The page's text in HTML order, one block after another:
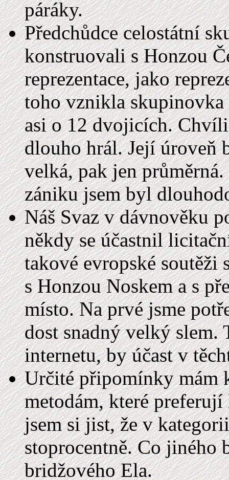
páráky.
Předchůdce celostátní
konstruovali s Honzou
reprezentace, jako
toho vznikla
asi o 12 dvojicích.
dlouho hrál. Její úroveň
velká, pak jen
zániku jsem byl
Náš Svaz v dávnověku
někdy se účastnil
takové evropské soutěži
s Honzou Noskem a s
místo. Na prvé jsme
dost snadný velký slem.
internetu, by účast v
Určité připomínky mám
metodám, které
jsem si jist, že v
stoprocentně. Co jiného
bridžového Ela.